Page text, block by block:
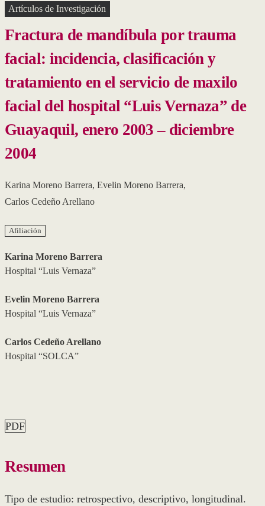
Artículos de Investigación
Fractura de mandíbula por trauma
facial: incidencia, clasificación y
tratamiento en el servicio de maxilo
facial del hospital “Luis Vernaza” de
Guayaquil, enero 2003 – diciembre
2004
Karina Moreno Barrera, Evelin Moreno Barrera,
Carlos Cedeño Arellano
Afiliación
Karina Moreno Barrera
Hospital “Luis Vernaza”
Evelin Moreno Barrera
Hospital “Luis Vernaza”
Carlos Cedeño Arellano
Hospital “SOLCA”
PDF
Resumen
Tipo de estudio: retrospectivo, descriptivo, longitudinal.